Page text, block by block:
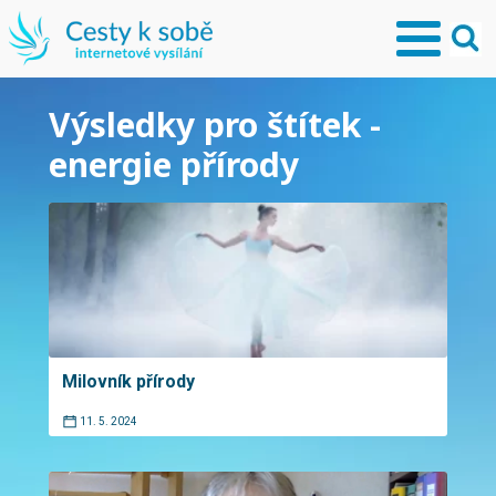
Výsledky pro štítek -
energie přírody
Milovník přírody
11. 5. 2024